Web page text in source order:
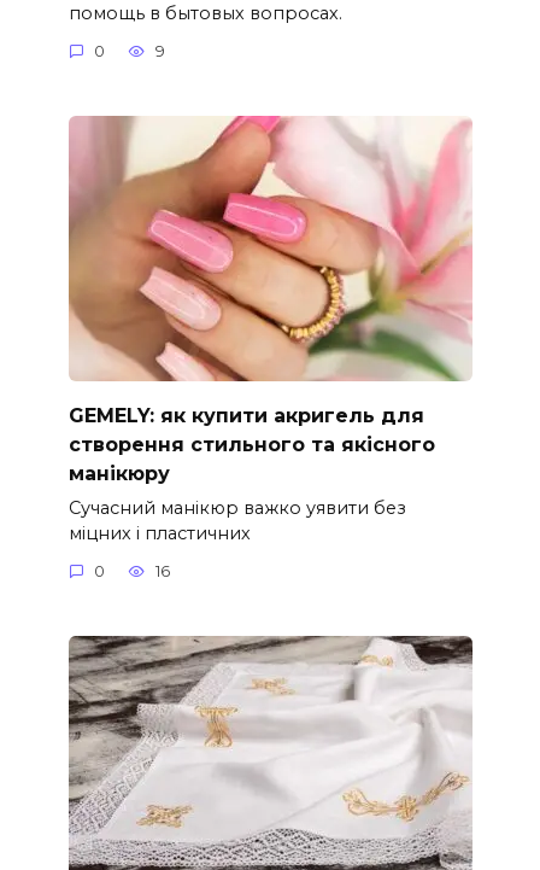
помощь в бытовых вопросах.
0 9
GEMELY: як купити акригель для
створення стильного та якісного
манікюру
Сучасний манікюр важко уявити без
міцних і пластичних
0 16